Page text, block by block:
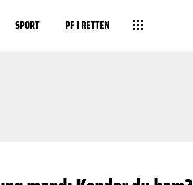
SPORT PF I RETTEN